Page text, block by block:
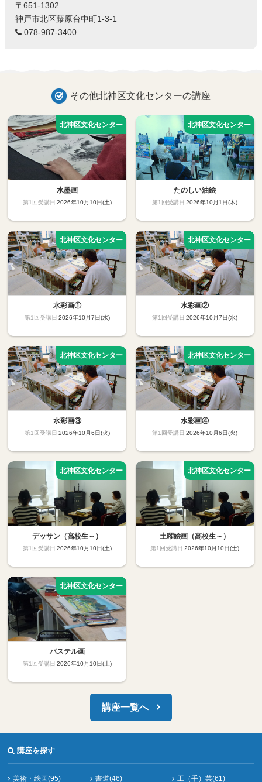
〒651-1302
神戸市北区藤原台中町1-3-1
078-987-3400
その他北神区文化センターの講座
水墨画
2026年10月10日(土)
たのしい油絵
2026年10月1日(木)
水彩画①
2026年10月7日(水)
水彩画②
2026年10月7日(水)
水彩画③
2026年10月6日(火)
水彩画④
2026年10月6日(火)
デッサン（高校生～）
2026年10月10日(土)
土曜絵画（高校生～）
2026年10月10日(土)
パステル画
2026年10月10日(土)
講座一覧へ
講座を探す
美術・絵画(95) 書道(46) 工（手）芸(61)